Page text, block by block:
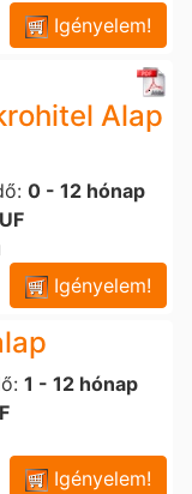
Igényelem!
Alap
0 - 12 hónap
Igényelem!
1 - 12 hónap
Igényelem!